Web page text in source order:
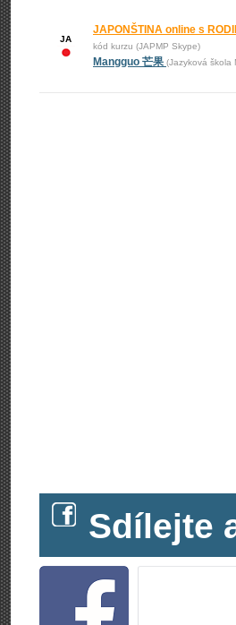
JA
JAPONŠTINA online s
kód kurzu (JAPMP Skype)
Mangguo 芒果 (Jazyková škola
Sdílejte